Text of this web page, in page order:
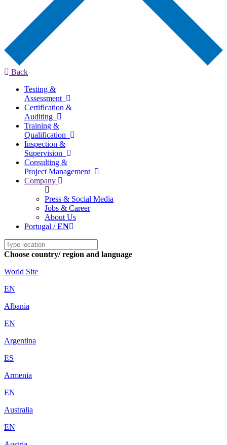
Back
Testing &
Assessment
Certification &
Auditing
Training &
Qualification
Inspection &
Supervision
Consulting &
Project Management
Company
Press & Social Media
Jobs & Career
About Us
Portugal /EN
Choose country/ region and language
World Site
EN
Albania
EN
Argentina
ES
Armenia
EN
Australia
EN